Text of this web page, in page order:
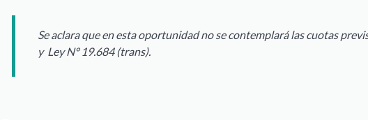
Se aclara que en esta oportunidad no se contemplará las cuotas
y Ley N° 19.684 (trans).